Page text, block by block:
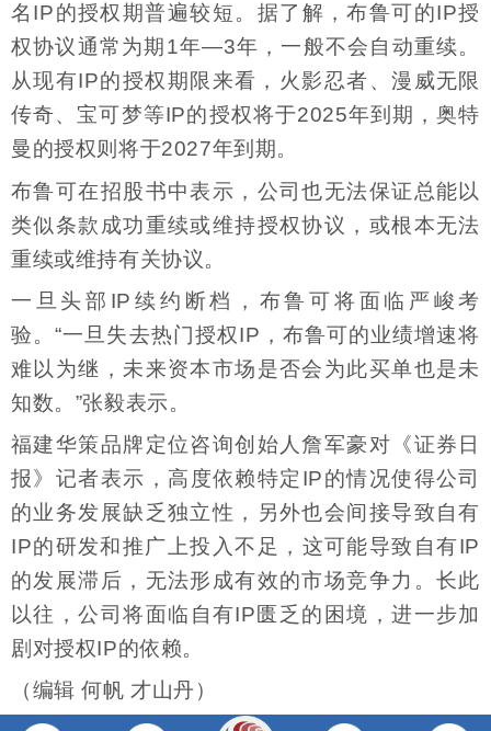
名IP的授权期普遍较短。据了解，布鲁可的IP授
权协议通常为期1年—3年，一般不会自动重续。
从现有IP的授权期限来看，火影忍者、漫威无限
传奇、宝可梦等IP的授权将于2025年到期，奥特
曼的授权则将于2027年到期。
布鲁可在招股书中表示，公司也无法保证总能以
类似条款成功重续或维持授权协议，或根本无法
重续或维持有关协议。
一旦头部IP续约断档，布鲁可将面临严峻考
验。“一旦失去热门授权IP，布鲁可的业绩增速将
难以为继，未来资本市场是否会为此买单也是未
知数。”张毅表示。
福建华策品牌定位咨询创始人詹军豪对《证券日
报》记者表示，高度依赖特定IP的情况使得公司
的业务发展缺乏独立性，另外也会间接导致自有
IP的研发和推广上投入不足，这可能导致自有IP
的发展滞后，无法形成有效的市场竞争力。长此
以往，公司将面临自有IP匮乏的困境，进一步加
剧对授权IP的依赖。
（编辑 何帆 才山丹）